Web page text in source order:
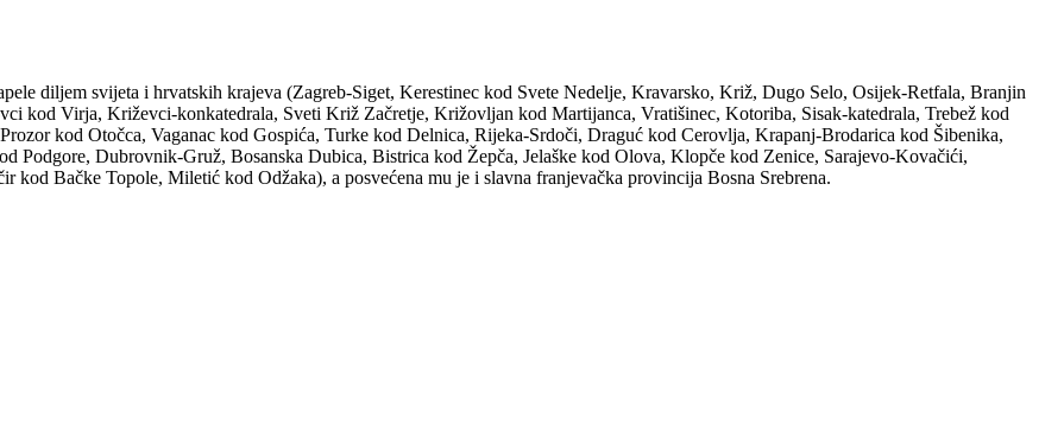
diljem svijeta i hrvatskih krajeva (Zagreb-Siget, Kerestinec kod Svete Nedelje, Kravarsko, Križ, Dugo Selo, Osijek-Retfala, Branjin
kod Virja, Križevci-konkatedrala, Sveti Križ Začretje, Križovljan kod Martijanca, Vratišinec, Kotoriba, Sisak-katedrala, Trebež kod
kod Otočca, Vaganac kod Gospića, Turke kod Delnica, Rijeka-Srdoči, Draguć kod Cerovlja, Krapanj-Brodarica kod Šibenika,
Podgore, Dubrovnik-Gruž, Bosanska Dubica, Bistrica kod Žepča, Jelaške kod Olova, Klopče kod Zenice, Sarajevo-Kovačići,
kod Bačke Topole, Miletić kod Odžaka), a posvećena mu je i slavna franjevačka provincija Bosna Srebrena.